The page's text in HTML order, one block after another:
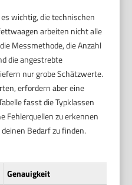
wichtig, die technischen
arbeiten nicht alle
Messmethode, die Anzahl
die angestrebte
nur grobe Schätzwerte.
erfordern aber eine
fasst die Typklassen
Fehlerquellen zu erkennen
Bedarf zu finden.
Genauigkeit